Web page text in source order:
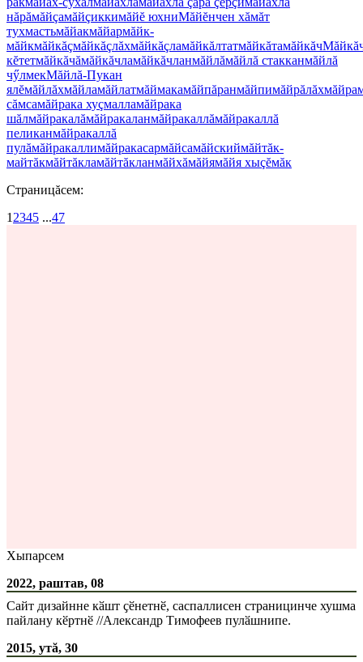
нăрăмăйçамăйçиккимăйĕ юхниМăйĕнчен хăмăт
тухмастьмăйакмăйармăйк-
мăйкмăйкăçмăйкăçлăхмăйкăçламăйкăлтатмăйкăтамăйкăч
кĕтетмăйкăчăмăйкăчламăйкăчланмăйлăмăйлă стакканмăйлă
чӳлмекМăйлă-Пукан
ялĕмăйлăхмăйламăйлатмăймакамăйпăранмăйпимăйрăлăхмăйра
сăмсамăйрака хуçмалламăйрака
шăлмăйракалăмăйракаланмăйракаллăмăйракаллă
пеликанмăйракаллă
пулăмăйракаллимăйракасармăйсамăйскиймăйтăк-
майтăкмăйтăкламăйтăкланмăйхăмăйямăйя хыçĕмăк
Страницăсем:
1 2345 ...47
Хыпарсем
2022, раштав, 08
Сайт дизайнне кӑшт ҫӗнетнӗ, саспаллисен страницинче хушма
пайлану кӗртнӗ //Александр Тимофеев пулӑшнипе.
2015, утă, 30